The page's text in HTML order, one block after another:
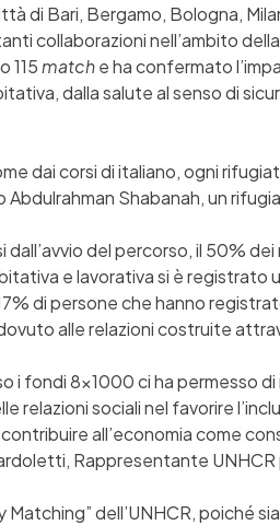
di Bari, Bergamo, Bologna,
collaborazioni nell’ambito della
115matche ha confermato
dalla salute al senso di
dai corsi di italiano, ogni
Shabanah, un
del percorso, il 50%
e lavorativa si è
di persone che hanno
alle relazioni costruite
i fondi 8×1000 ci ha permesso
relazioni sociali nel favorire
all’economia come
Rappresentante UNHCR
dell’UNHCR, poiché